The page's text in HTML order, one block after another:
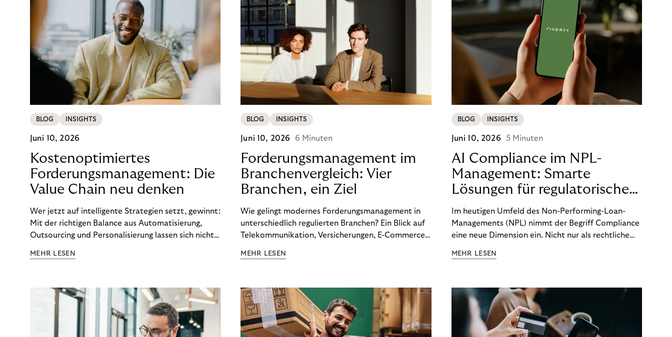
BLOG INSIGHTS
Juni 10, 2026
Kostenoptimiertes
Forderungsmanagement: Die
Value Chain neu denken
Wer jetzt auf intelligente Strategien setzt, gewinnt:
Mit der richtigen Balance aus Automatisierung,
Outsourcing und Personalisierung lassen sich nicht
Ergebnisse sichern. Riverty zeigt, wie Recovery-
MEHR LESEN
BLOG INSIGHTS
Juni 10, 2026 6 Minuten
Forderungsmanagement im
Branchenvergleich: Vier
Branchen, ein Ziel
Wie gelingt modernes Forderungsmanagement in
unterschiedlich regulierten Branchen? Ein Blick auf
Telekommunikation, Versicherungen, E-Commerce
wirksam reduzieren will, braucht keine
MEHR LESEN
BLOG INSIGHTS
Juni 10, 2026 5 Minuten
AI Compliance im NPL-
Management: Smarte
Lösungen für regulatorische
Sicherheit
Im heutigen Umfeld des Non-Performing-Loan-
Managements (NPL) nimmt der Begriff Compliance
eine neue Dimension ein. Nicht nur als rechtliche
Wettbewerbsvorteil. In einem Umfeld steigender
(DSGVO) – geraten viele Unternehmen an die
Grenzen traditioneller Compliance-Mechanismen.
MEHR LESEN